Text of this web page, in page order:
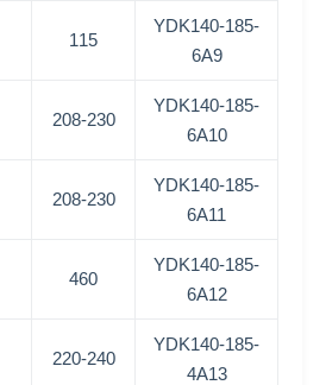
YDK140-185-
6A9
115
YDK140-185-
6A10
208-230
YDK140-185-
6A11
208-230
YDK140-185-
6A12
460
YDK140-185-
4A13
220-240